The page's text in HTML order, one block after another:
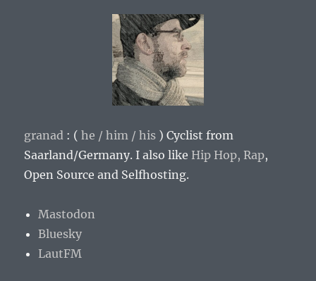
granad : (he / him / his )Cyclist from
Saarland/Germany. I also like Hip Hop, Rap,
Open Source and Selfhosting.
Mastodon
Bluesky
LautFM